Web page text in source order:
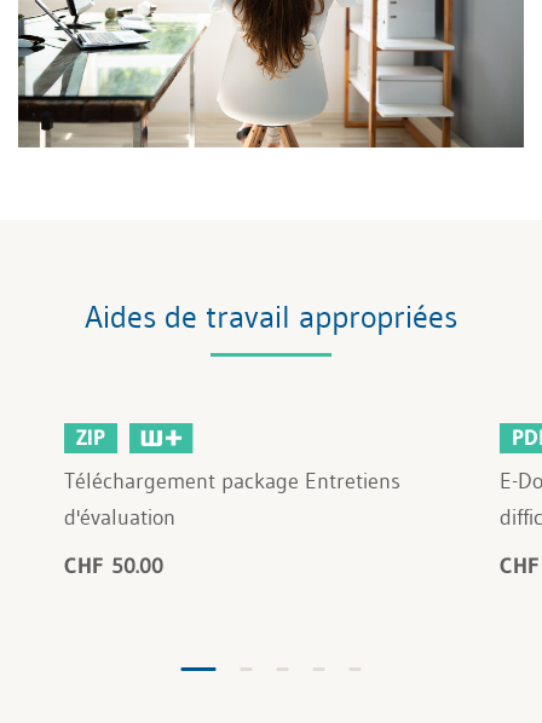
Aides de travail appropriées
ZIP
Téléchargement package Entretiens
d'évaluation
CHF 50.00
E-